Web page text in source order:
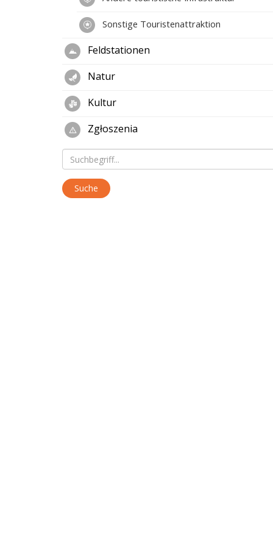
Sonstige Touristenattraktion
Feldstationen
Natur
Kultur
Zgłoszenia